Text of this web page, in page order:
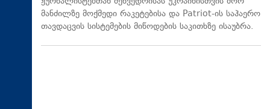
მანძილზე მოქმედი რაკეტებისა და Patriot-ის საჰაერო
თავდაცვის სისტემების მიწოდების საკითხზე ისაუბრა.